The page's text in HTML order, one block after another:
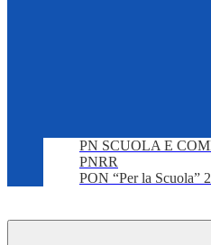
PN SCUOLA E
PNRR
PON “Per la Scuola”